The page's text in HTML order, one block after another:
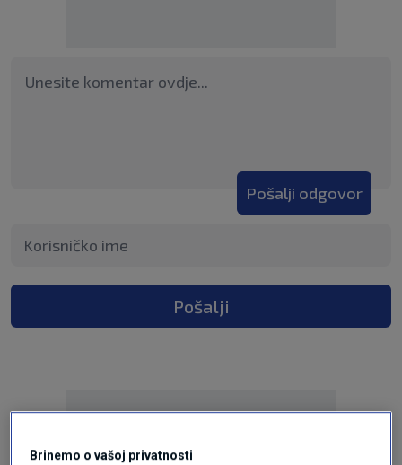
Pošalji odgovor
Pošalji
Brinemo o vašoj privatnosti